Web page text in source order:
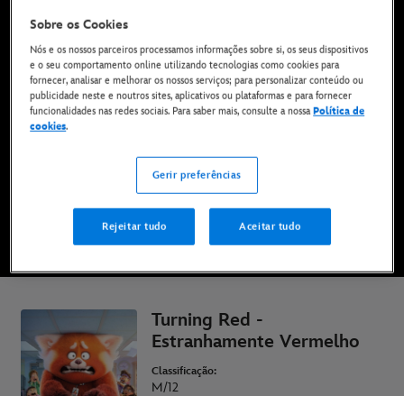
Disponível agora no Disney+*, em DVD, Blu-Ray e
para compra digital
Turning Red -
Estranhamente Vermelho
Classificação:
M/12
Sobre os Cookies
Nós e os nossos parceiros processamos informações sobre si, os seus dispositivos
e o seu comportamento online utilizando tecnologias como cookies para
fornecer, analisar e melhorar os nossos serviços; para personalizar conteúdo ou
publicidade neste e noutros sites, aplicativos ou plataformas e para fornecer
funcionalidades nas redes sociais. Para saber mais, consulte a nossaPolítica de
cookies.
Gerir preferências
Rejeitar tudo Aceitar tudo